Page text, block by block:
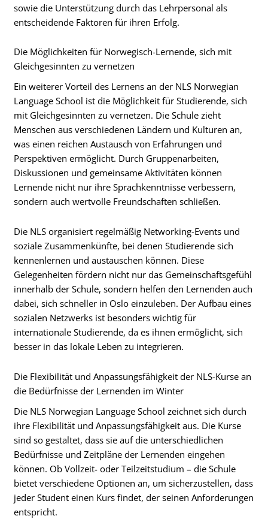
sowie die Unterstützung durch das Lehrpersonal als
entscheidende Faktoren für ihren Erfolg.
Die Möglichkeiten für Norwegisch-Lernende, sich mit
Gleichgesinnten zu vernetzen
Ein weiterer Vorteil des Lernens an der NLS Norwegian
Language School ist die Möglichkeit für Studierende, sich
mit Gleichgesinnten zu vernetzen. Die Schule zieht
Menschen aus verschiedenen Ländern und Kulturen an,
was einen reichen Austausch von Erfahrungen und
Perspektiven ermöglicht. Durch Gruppenarbeiten,
Diskussionen und gemeinsame Aktivitäten können
Lernende nicht nur ihre Sprachkenntnisse verbessern,
sondern auch wertvolle Freundschaften schließen.
Die NLS organisiert regelmäßig Networking-Events und
soziale Zusammenkünfte, bei denen Studierende sich
kennenlernen und austauschen können. Diese
Gelegenheiten fördern nicht nur das Gemeinschaftsgefühl
innerhalb der Schule, sondern helfen den Lernenden auch
dabei, sich schneller in Oslo einzuleben. Der Aufbau eines
sozialen Netzwerks ist besonders wichtig für
internationale Studierende, da es ihnen ermöglicht, sich
besser in das lokale Leben zu integrieren.
Die Flexibilität und Anpassungsfähigkeit der NLS-Kurse an
die Bedürfnisse der Lernenden im Winter
Die NLS Norwegian Language School zeichnet sich durch
ihre Flexibilität und Anpassungsfähigkeit aus. Die Kurse
sind so gestaltet, dass sie auf die unterschiedlichen
Bedürfnisse und Zeitpläne der Lernenden eingehen
können. Ob Vollzeit- oder Teilzeitstudium – die Schule
bietet verschiedene Optionen an, um sicherzustellen, dass
jeder Student einen Kurs findet, der seinen Anforderungen
entspricht.